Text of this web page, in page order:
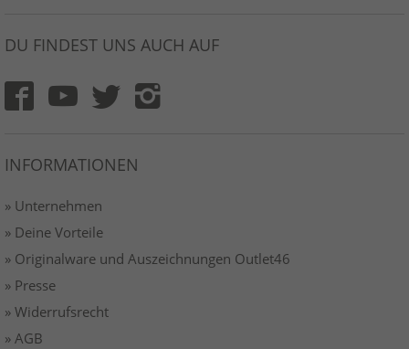
DU FINDEST UNS AUCH AUF
INFORMATIONEN
» Unternehmen
» Deine Vorteile
» Originalware und Auszeichnungen Outlet46
» Presse
» Widerrufsrecht
» AGB